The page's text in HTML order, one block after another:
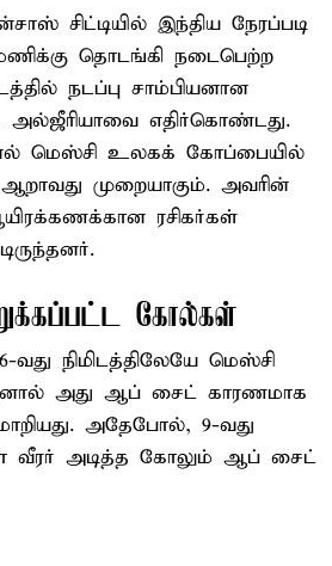
சிட்டியில் இந்திய நேரப்படி
தொடங்கி நடைபெற்ற
நடப்பு சாம்பியனான
எதிர்கொண்டது.
மெஸ்சி உலகக் கோப்பையில்
முறையாகும். அவரின்
ரசிகர்கள்
கோல்கள்
நிமிடத்திலேயே மெஸ்சி
அது ஆப் சைட் காரணமாக
அதேபோல், 9-வது
வீரர் அடித்த கோலும் ஆப் சைட்